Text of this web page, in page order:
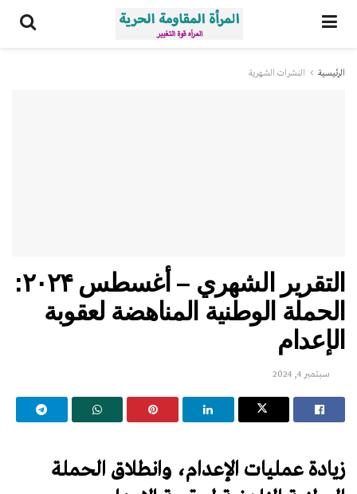
الرئيسية النشرات الشهریة
التقرير الشهري – أغسطس ۲۰۲۴:
الحملة الوطنية المناهضة لعقوبة
الإعدام
سبتمبر 4, 2024
زيادة عمليات الإعدام، وانطلاق الحملة